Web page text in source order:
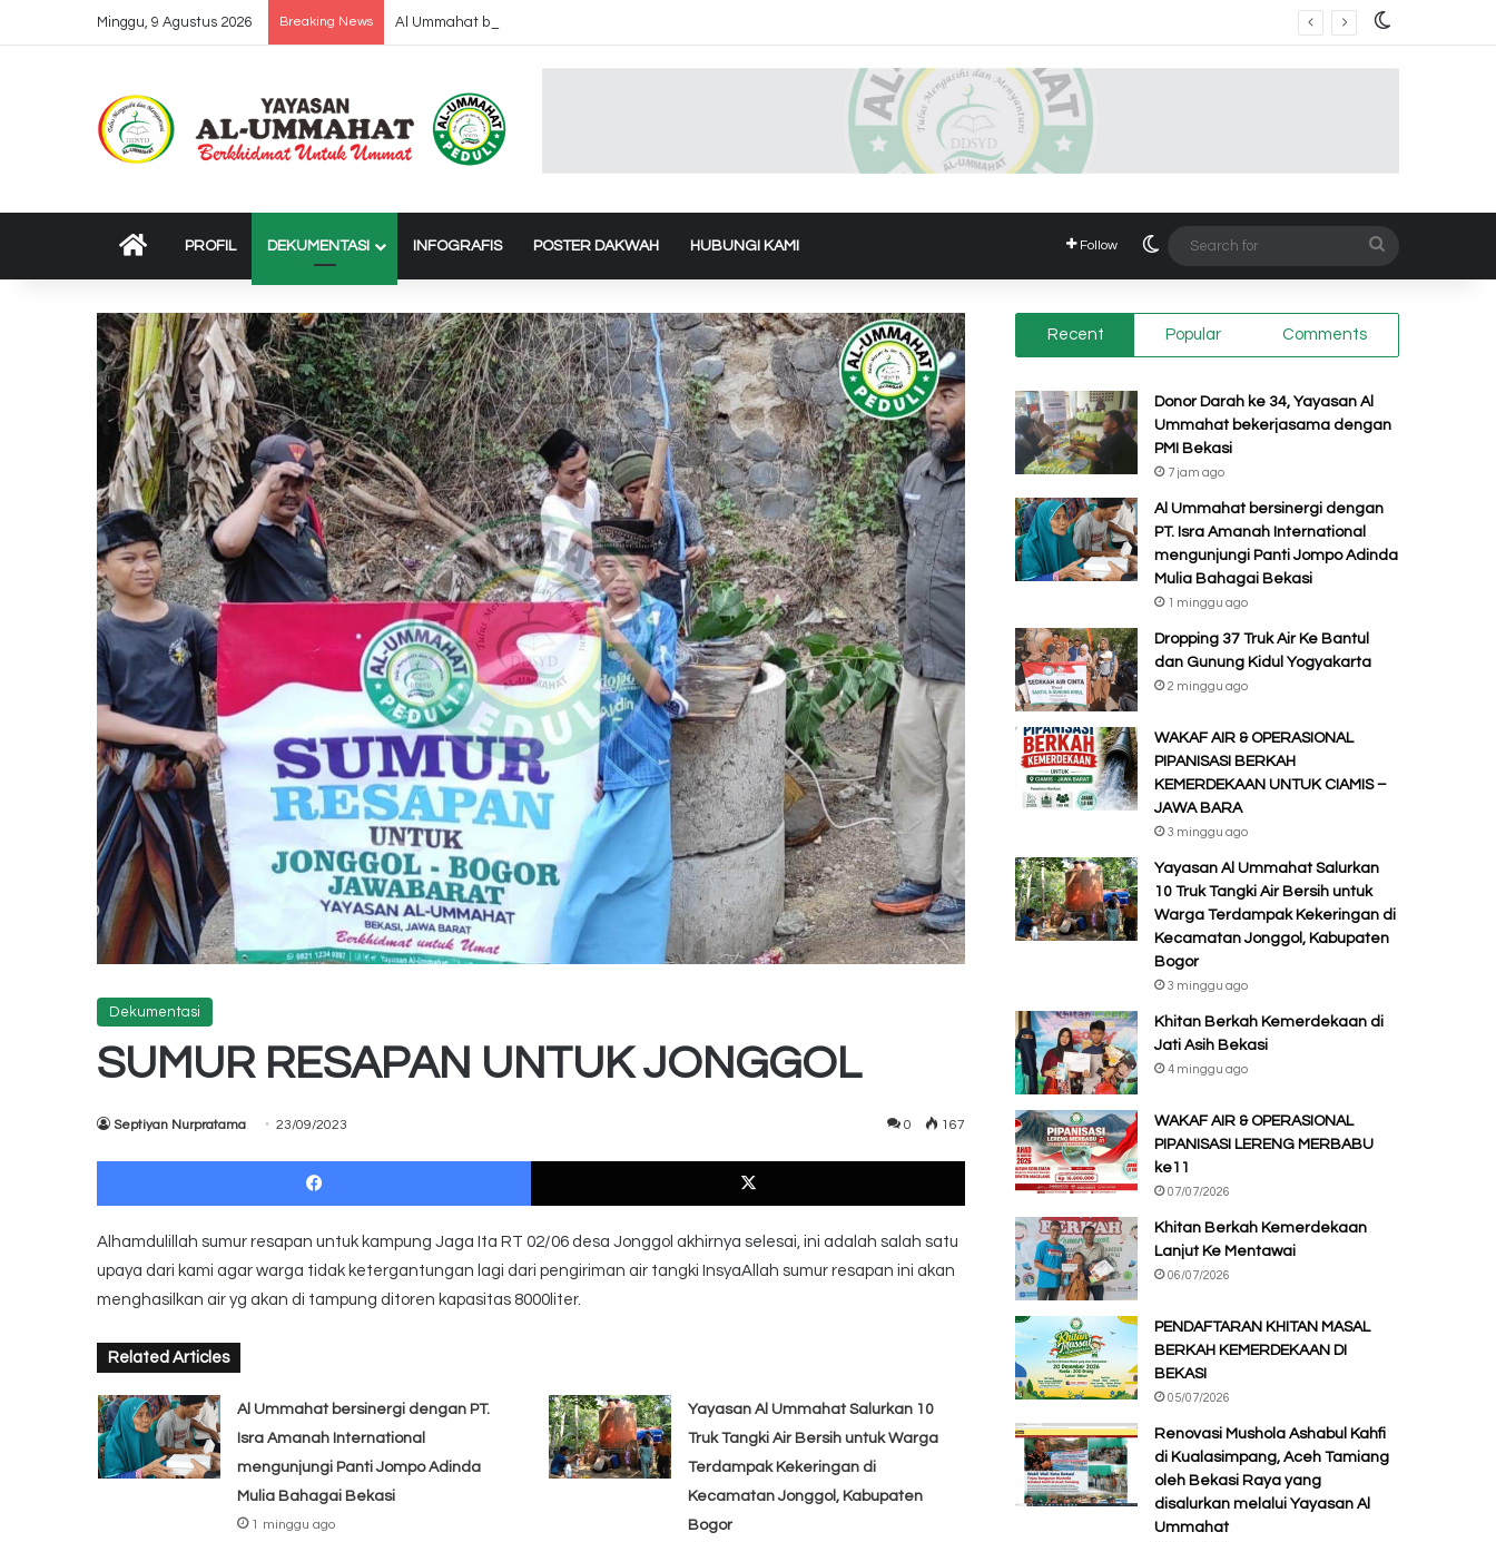
Minggu, 9 Agustus 2026 Breaking News Al Ummahat bersinergi dengan PT. Isra Amanah International mengunjungi Panti Jompo Adinda Mulia Bahagai Bekasi
BERANDA
PROFIL DEKUMENTASI INFOGRAFIS POSTER DAKWAH HUBUNGI KAMI Follow Switch skin
for
Dekumentasi
SUMUR RESAPAN UNTUK JONGGOL
Septiyan Nurpratama 23/09/2023 0 167
Facebook X
Alhamdulillah sumur resapan untuk kampung Jaga Ita RT 02/06 desa Jonggol akhirnya selesai, ini adalah salah satu
upaya dari kami agar warga tidak ketergantungan lagi dari pengiriman air tangki InsyaAllah sumur resapan ini akan
menghasilkan air yg akan di tampung ditoren kapasitas 8000liter.
Related Articles
Al Ummahat bersinergi dengan PT.
Isra Amanah International
mengunjungi Panti Jompo Adinda
Mulia Bahagai Bekasi
1 minggu ago
Yayasan Al Ummahat Salurkan 10
Truk Tangki Air Bersih untuk Warga
Terdampak Kekeringan di
Kecamatan Jonggol, Kabupaten
Bogor
Recent Popular Comments
Donor Darah ke 34, Yayasan Al
Ummahat bekerjasama dengan
PMI Bekasi
7 jam ago
Al Ummahat bersinergi dengan
PT. Isra Amanah International
mengunjungi Panti Jompo Adinda
Mulia Bahagai Bekasi
1 minggu ago
Dropping 37 Truk Air Ke Bantul
dan Gunung Kidul Yogyakarta
2 minggu ago
WAKAF AIR & OPERASIONAL
PIPANISASI BERKAH
KEMERDEKAAN UNTUK CIAMIS –
JAWA BARA
3 minggu ago
Yayasan Al Ummahat Salurkan
10 Truk Tangki Air Bersih untuk
Warga Terdampak Kekeringan di
Kecamatan Jonggol, Kabupaten
Bogor
3 minggu ago
Khitan Berkah Kemerdekaan di
Jati Asih Bekasi
4 minggu ago
WAKAF AIR & OPERASIONAL
PIPANISASI LERENG MERBABU
ke11
07/07/2026
Khitan Berkah Kemerdekaan
Lanjut Ke Mentawai
06/07/2026
PENDAFTARAN KHITAN MASAL
BERKAH KEMERDEKAAN DI
BEKASI
05/07/2026
Renovasi Mushola Ashabul Kahfi
di Kualasimpang, Aceh Tamiang
oleh Bekasi Raya yang
disalurkan melalui Yayasan Al
Ummahat